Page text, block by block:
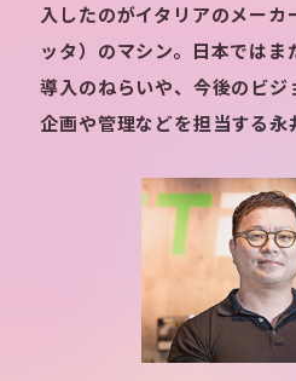
入したのがイタリアのメーカ
ッタ）のマシン。日本ではま
導入のねらいや、今後のビジ
企画や管理などを担当する永